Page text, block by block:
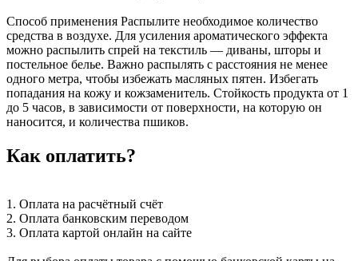
Способ применения Распылите необходимое количество
средства в воздухе. Для усиления ароматического эффекта
можно распылить спрей на текстиль — диваны, шторы и
постельное белье. Важно распылять с расстояния не менее
одного метра, чтобы избежать масляных пятен. Избегать
попадания на кожу и кожзаменитель. Стойкость продукта от 1
до 5 часов, в зависимости от поверхности, на которую он
наносится, и количества пшиков.
Как оплатить?
1. Оплата на расчётный счёт
2. Оплата банковским переводом
3. Оплата картой онлайн на сайте